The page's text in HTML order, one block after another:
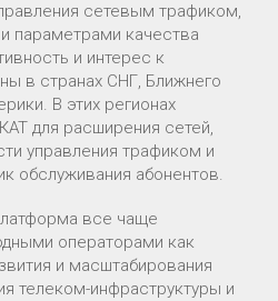
сетевым трафиком,
параметрами качества
и интерес к
в странах СНГ, Ближнего
В этих регионах
для расширения сетей,
управления трафиком и
обслуживания абонентов.
все чаще
операторами как
и масштабирования
телеком-инфраструктуры и